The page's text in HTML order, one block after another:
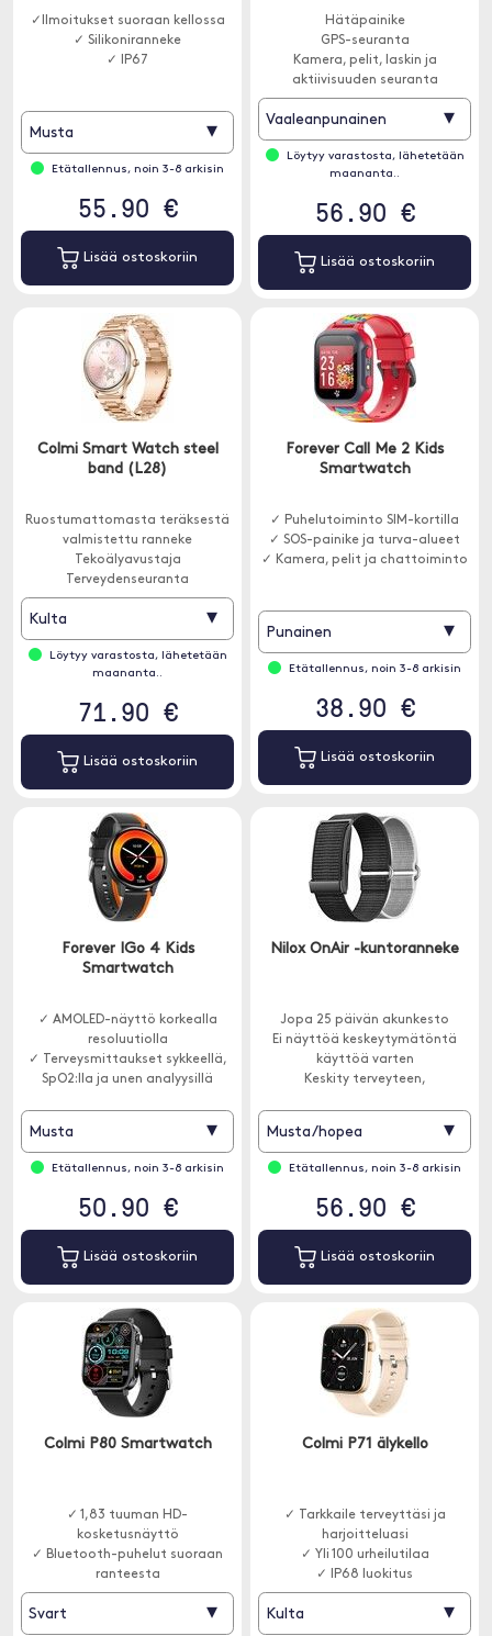
✓Ilmoitukset suoraan kellossa
✓ Silikoniranneke
✓ IP67
Musta ▾
Etätallennus, noin 3-8 arkisin
55.90 €
Lisää ostoskoriin
Hätäpainike
GPS-seuranta
Kamera, pelit, laskin ja
aktiivisuuden seuranta
Vaaleanpunainen ▾
Löytyy varastosta, lähetetään
maananta..
56.90 €
Lisää ostoskoriin
Colmi Smart Watch steel
band (L28)
Ruostumattomasta teräksestä
valmistettu ranneke
Tekoälyavustaja
Terveydenseuranta
Kulta ▾
Löytyy varastosta, lähetetään
maananta..
71.90 €
Lisää ostoskoriin
Forever Call Me 2 Kids
Smartwatch
✓ Puhelutoiminto SIM-kortilla
✓ SOS-painike ja turva-alueet
✓ Kamera, pelit ja chattoiminto
Punainen ▾
Etätallennus, noin 3-8 arkisin
38.90 €
Lisää ostoskoriin
Forever IGo 4 Kids
Smartwatch
✓ AMOLED-näyttö korkealla
resoluutiolla
✓ Terveysmittaukset sykkeellä,
SpO2:lla ja unen analyysillä
Musta ▾
Etätallennus, noin 3-8 arkisin
50.90 €
Lisää ostoskoriin
Nilox OnAir -kuntoranneke
Jopa 25 päivän akunkesto
Ei näyttöä keskeytymätöntä
käyttöä varten
Keskity terveyteen,
Musta/hopea ▾
Etätallennus, noin 3-8 arkisin
56.90 €
Lisää ostoskoriin
Colmi P80 Smartwatch
✓ 1,83 tuuman HD-
kosketusnäyttö
✓ Bluetooth-puhelut suoraan
ranteesta
✓ Yli 100 urheilutilaa
Svart ▾
Colmi P71 älykello
✓ Tarkkaile terveyttäsi ja
harjoitteluasi
✓ Yli 100 urheilutilaa
✓ IP68 luokitus
Kulta ▾